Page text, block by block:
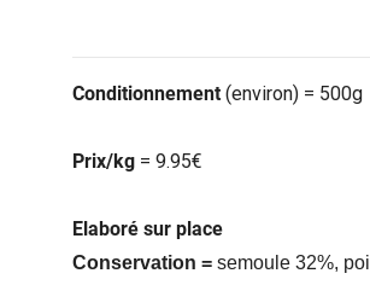
Conditionnement (environ) = 500g
Prix/kg = 9.95€
Elaboré sur place
Conservation = semoule 32%,